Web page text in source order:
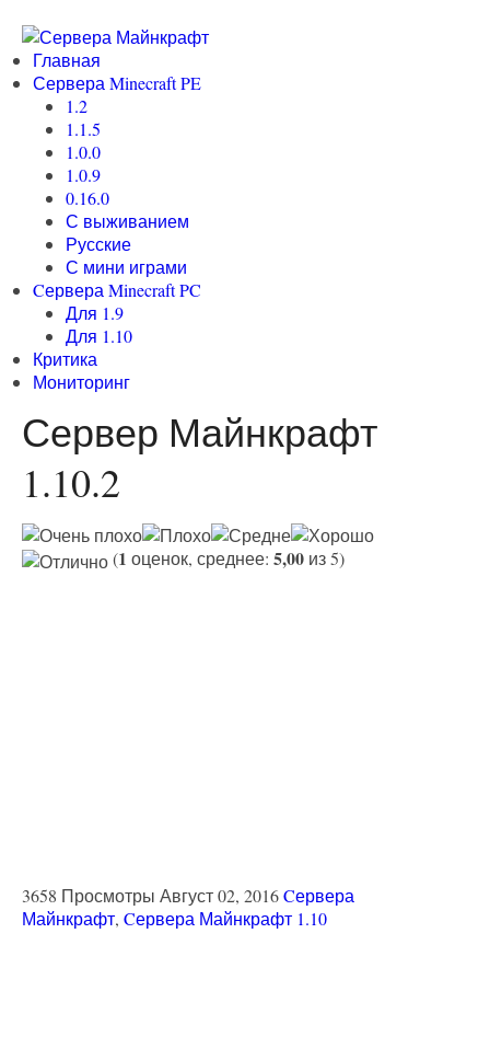
Главная
Сервера Minecraft PE
1.2
1.1.5
1.0.0
1.0.9
0.16.0
С выживанием
Русские
С мини играми
Cервера Minecraft PC
Для 1.9
Для 1.10
Критика
Мониторинг
Сервер Майнкрафт
1.10.2
(1 оценок, среднее: 5,00 из 5)
3658 Просмотры Август 02, 2016Cервера
Майнкрафт, Cервера Майнкрафт 1.10